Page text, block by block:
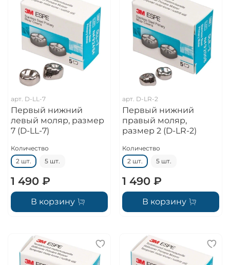
арт. D-LL-7
Первый нижний
левый моляр, размер
7 (D-LL-7)
Количество
2 шт.
5 шт.
1 490 ₽
В корзину
арт. D-LR-2
Первый нижний
правый моляр,
размер 2 (D-LR-2)
Количество
2 шт.
5 шт.
1 490 ₽
В корзину